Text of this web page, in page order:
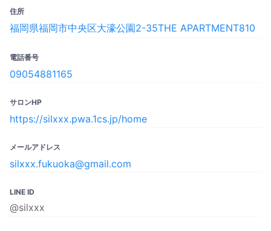
住所
福岡県福岡市中央区大濠公園2-35THE APARTMENT810
電話番号
09054881165
サロンHP
https://silxxx.pwa.1cs.jp/home
メールアドレス
silxxx.fukuoka@gmail.com
LINE ID
@silxxx